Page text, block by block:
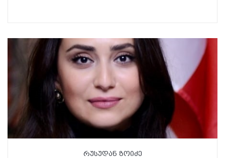
რუსუდან ზოიძე